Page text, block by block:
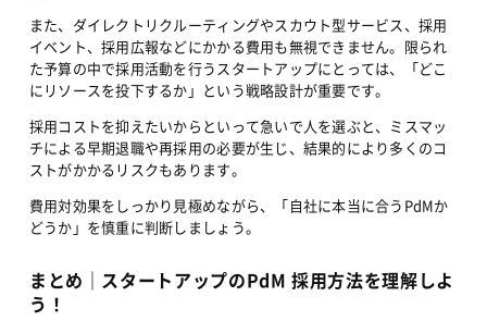
また、ダイレクトリクルーティングやスカウト型サービス、採用
イベント、採用広報などにかかる費用も無視できません。限られ
た予算の中で採用活動を行うスタートアップにとっては、「どこ
にリソースを投下するか」という戦略設計が重要です。
採用コストを抑えたいからといって急いで人を選ぶと、ミスマッ
チによる早期退職や再採用の必要が生じ、結果的により多くのコ
ストがかかるリスクもあります。
費用対効果をしっかり見極めながら、「自社に本当に合うPdMか
どうか」を慎重に判断しましょう。
まとめ｜スタートアップのPdM 採用方法を理解しよ
う！